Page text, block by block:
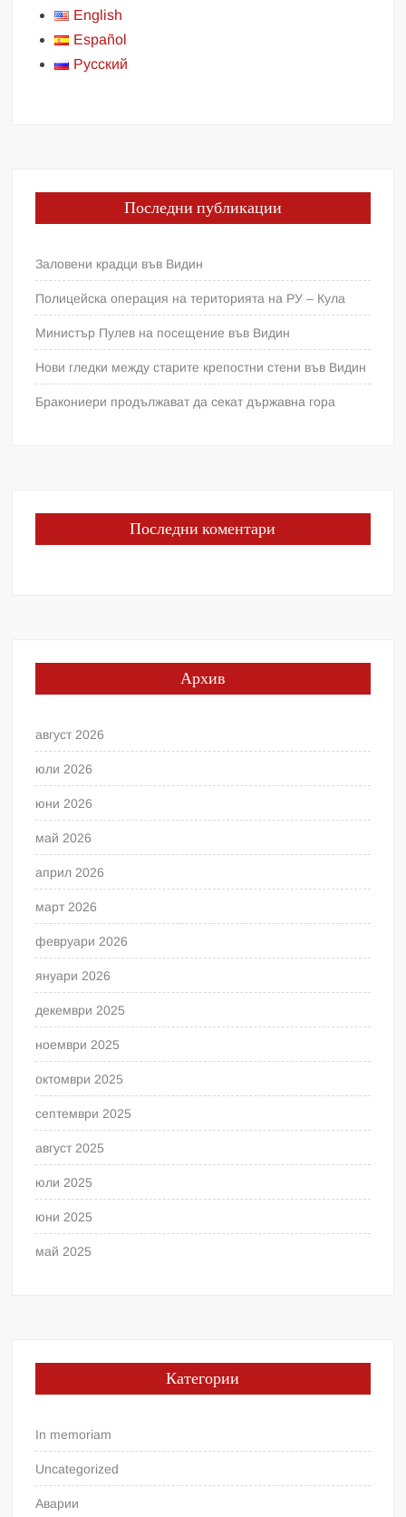
English
Español
Русский
Последни публикации
Заловени крадци във Видин
Полицейска операция на територията на РУ – Кула
Министър Пулев на посещение във Видин
Нови гледки между старите крепостни стени във Видин
Бракониери продължават да секат държавна гора
Последни коментари
Архив
август 2026
юли 2026
юни 2026
май 2026
април 2026
март 2026
февруари 2026
януари 2026
декември 2025
ноември 2025
октомври 2025
септември 2025
август 2025
юли 2025
юни 2025
май 2025
Категории
In memoriam
Uncategorized
Аварии